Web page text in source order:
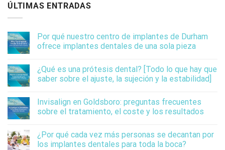
ÚLTIMAS ENTRADAS
Por qué nuestro centro de implantes de Durham
ofrece implantes dentales de una sola pieza
¿Qué es una prótesis dental? [Todo lo que hay que
saber sobre el ajuste, la sujeción y la estabilidad]
Invisalign en Goldsboro: preguntas frecuentes
sobre el tratamiento, el coste y los resultados
¿Por qué cada vez más personas se decantan por
los implantes dentales para toda la boca?